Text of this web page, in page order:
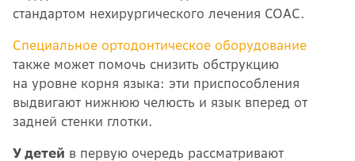
стандартом нехирургического лечения СОАС.
Специальное ортодонтическое оборудование
также может помочь снизить обструкцию
на уровне корня языка: эти приспособления
выдвигают нижнюю челюсть и язык вперед от
задней стенки глотки.
У детей в первую очередь рассматривают